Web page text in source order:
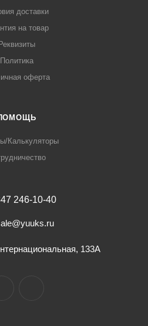
доставки
на товар
Реквизиты
Политика
оферта
Калькуляторы
246-10-40
133А